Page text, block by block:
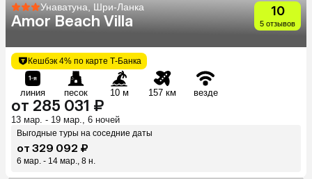
Унаватуна, Шри-Ланка
Amor Beach Villa
10
5 отзывов
Кешбэк 4% по карте Т-Банка
линия песок 10 м 157 км везде
от 285 031 ₽
13 мар. - 19 мар., 6 ночей
Выгодные туры на соседние даты
от 329 092 ₽
6 мар. - 14 мар., 8 н.